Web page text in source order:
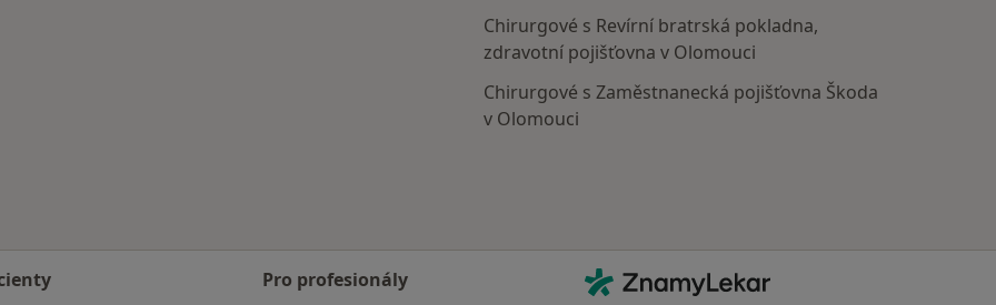
Chirurgové s Revírní bratrská pokladna,
zdravotní pojišťovna v Olomouci
Chirurgové s Zaměstnanecká pojišťovna Škoda
v Olomouci
Pro profesionály
Kontakt
ZnamyLekar - Hlavní stránka